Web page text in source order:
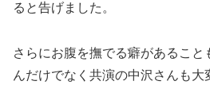
ると告げました。
さらにお腹を撫でる癖があること
んだけでなく共演の中沢さんも大